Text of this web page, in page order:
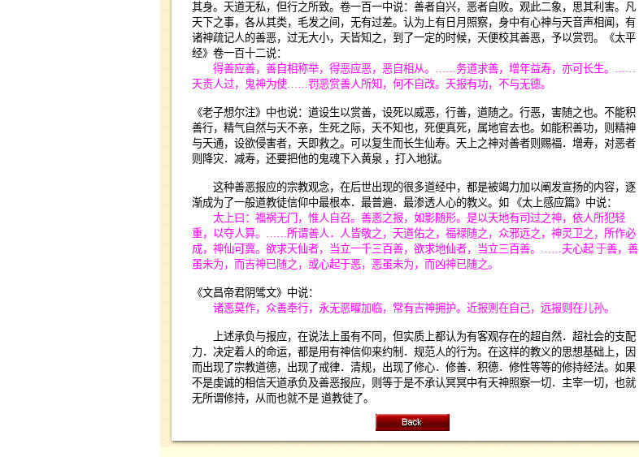
其身。天道无私，但行之所致。卷一百一中说：善者自兴，恶者自败。观此二象，思其利害。凡
天下之事，各从其类，毛发之间，无有过差。认为上有日月照察，身中有心神与天音声相闻，有
诸神疏记人的善恶，过无大小，天皆知之，到了一定的时候，天便校其善恶，予以赏罚。《太平
经》卷一百十二说：
得善应善，善自相称举，得恶应恶，恶自相从。 ……务道求善，增年益寿，亦可长生。 ……
天责人过，鬼神为使……罚恶赏善人所知，何不自改。天报有功，不与无德。
《老子想尔注》中也说：道设生以赏善，设死以威恶，行善，道随之。行恶，害随之也。不能积
善行，精气自然与天不亲，生死之际，天不知也，死便真死，属地官去也。如能积善功，则精神
与天通，设欲侵害者，天即救之。可以复生而长生仙寿。天上之神对善者则赐福．增寿，对恶者
则降灾．减寿，还要把他的鬼魂下入黄泉 ，打入地狱。
这种善恶报应的宗教观念，在后世出现的很多道经中，都是被竭力加以阐发宣扬的内容，逐
渐成为了一般道教徒信仰中最根本．最普遍．最渗透人心的教义。如
《太上感应篇》中说：
太上曰：福祸无门，惟人自召。善恶之报，如影随形。是以天地有司过之神，依人所犯轻
重，以夺人算。 ……所谓善人．人皆敬之，天道佑之，福禄随之，众邪远之，神灵卫之，所作必
成，神仙可冀。欲求天仙者，当立一千三百善，欲求地仙者，当立三百善。 ……夫心起 于善，善
虽未为，而吉神已随之，或心起于恶，恶虽未为，而凶神已随之。
《文昌帝君阴骘文》中说：
诸恶莫作，众善奉行，永无恶曜加临，常有吉神拥护。近报则在自己，远报则在儿孙。
上述承负与报应，在说法上虽有不同，但实质上都认为有客观存在的超自然．超社会的支配
力．决定着人的命运，都是用有神信仰来约制．规范人的行为。在这样的教义的思想基础上，因
而出现了宗教道德，出现了戒律．清规，出现了修心．修善．积德．修性等等的修持经法。如果
不是虔诚的相信天道承负及善恶报应，则等于是不承认冥冥中有天神照察一切．主宰一切，也就
无所谓修持，从而也就不是 道教徒了。